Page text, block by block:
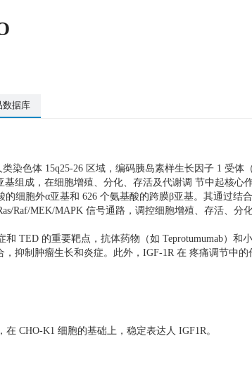
数据库
色体 15q25-26 区域，编码胰岛素样生长因子 1 受体
基组成，在细胞增殖、分化、存活及代谢调 节中起核心
的细胞外α亚基和 626 个氨基酸的跨膜β亚基。其通过结
Raf/MEK/MAPK 信号通路，调控细胞增殖、存活、分
TED 的重要靶点，抗体药物（如 Teprotumumab）和
，抑制肿瘤生长和炎症。此外，IGF-1R 在 疼痛调节中
CHO-K1 细胞的基础上，稳定表达人 IGF1R。